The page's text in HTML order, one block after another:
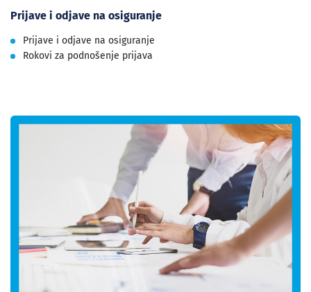
Prijave i odjave na osiguranje
Prijave i odjave na osiguranje
Rokovi za podnošenje prijava